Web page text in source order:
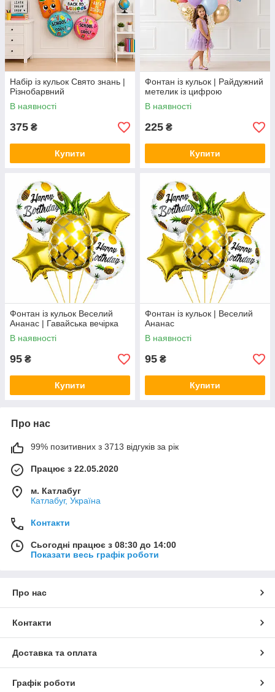
Набір із кульок Свято знань |
Різнобарвний
В наявності
375 ₴
Купити
Фонтан із кульок | Райдужний
метелик із цифрою
В наявності
225 ₴
Купити
Фонтан із кульок Веселий
Ананас | Гавайська вечірка
В наявності
95 ₴
Купити
Фонтан із кульок | Веселий
Ананас
В наявності
95 ₴
Купити
Про нас
99% позитивних з 3713 відгуків за рік
Працює з 22.05.2020
м. Катлабуг
Катлабуг, Україна
Контакти
Сьогодні працює з 08:30 до 14:00
Показати весь графік роботи
Про нас
Контакти
Доставка та оплата
Графік роботи